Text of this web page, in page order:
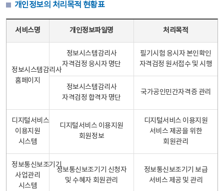
개인정보의 처리목적 현황표
서비스명 개인정보파일명 처리목적
정보시스템감리사
홈페이지
정보시스템감리사
자격검정 응시자 명단
필기시험 응시자 본인확인
자격검정 원서접수 및 시행
정보시스템감리사
자격검정 합격자 명단
국가공인민간자격증 관리
디지털서비스
이용지원
시스템
디지털서비스 이용지원
회원정보
디지털서비스 이용지원
서비스 제공을 위한
회원관리
정보통신보조기기
사업관리
시스템
정보통신보조기기 신청자
및 수혜자 회원관리
정보통신보조기기 보급
서비스 제공 및 관리